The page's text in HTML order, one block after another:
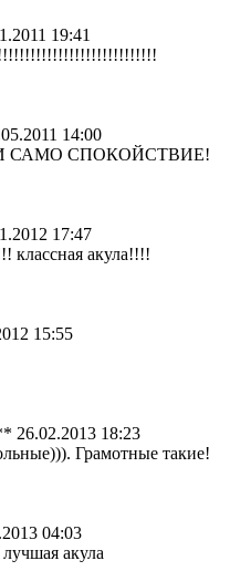
19:41
14:00
САМО СПОКОЙСТВИЕ!
17:47
классная акула!!!!
15:55
26.02.2013 18:23
Грамотные такие!
04:03
акула